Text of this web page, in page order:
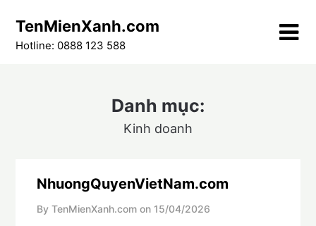
content
TenMienXanh.com
Hotline: 0888 123 588
Danh mục:
Kinh doanh
NhuongQuyenVietNam.com
By TenMienXanh.com on 15/04/2026